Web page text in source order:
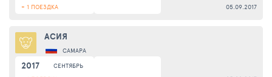
+ 1 ПОЕЗДКА
05.09.2017
АСИЯ
САМАРА
2017
СЕНТЯБРЬ